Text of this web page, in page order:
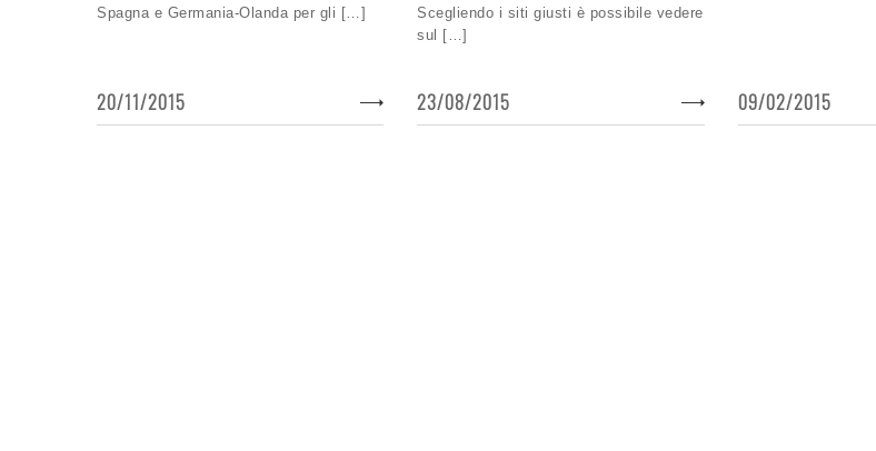
Spagna e Germania-Olanda per gli […]
20/11/2015
Scegliendo i siti giusti è possibile vedere
sul […]
23/08/2015 09/02/2015